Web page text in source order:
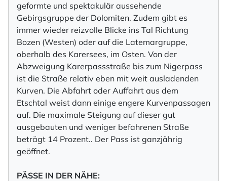
geformte und spektakulär aussehende
Gebirgsgruppe der Dolomiten. Zudem gibt es
immer wieder reizvolle Blicke ins Tal Richtung
Bozen (Westen) oder auf die Latemargruppe,
oberhalb des Karersees, im Osten. Von der
Abzweigung Karerpassstraße bis zum Nigerpass
ist die Straße relativ eben mit weit ausladenden
Kurven. Die Abfahrt oder Auffahrt aus dem
Etschtal weist dann einige engere Kurvenpassagen
auf. Die maximale Steigung auf dieser gut
ausgebauten und weniger befahrenen Straße
beträgt 14 Prozent.. Der Pass ist ganzjährig
geöffnet.
PÄSSE IN DER NÄHE: